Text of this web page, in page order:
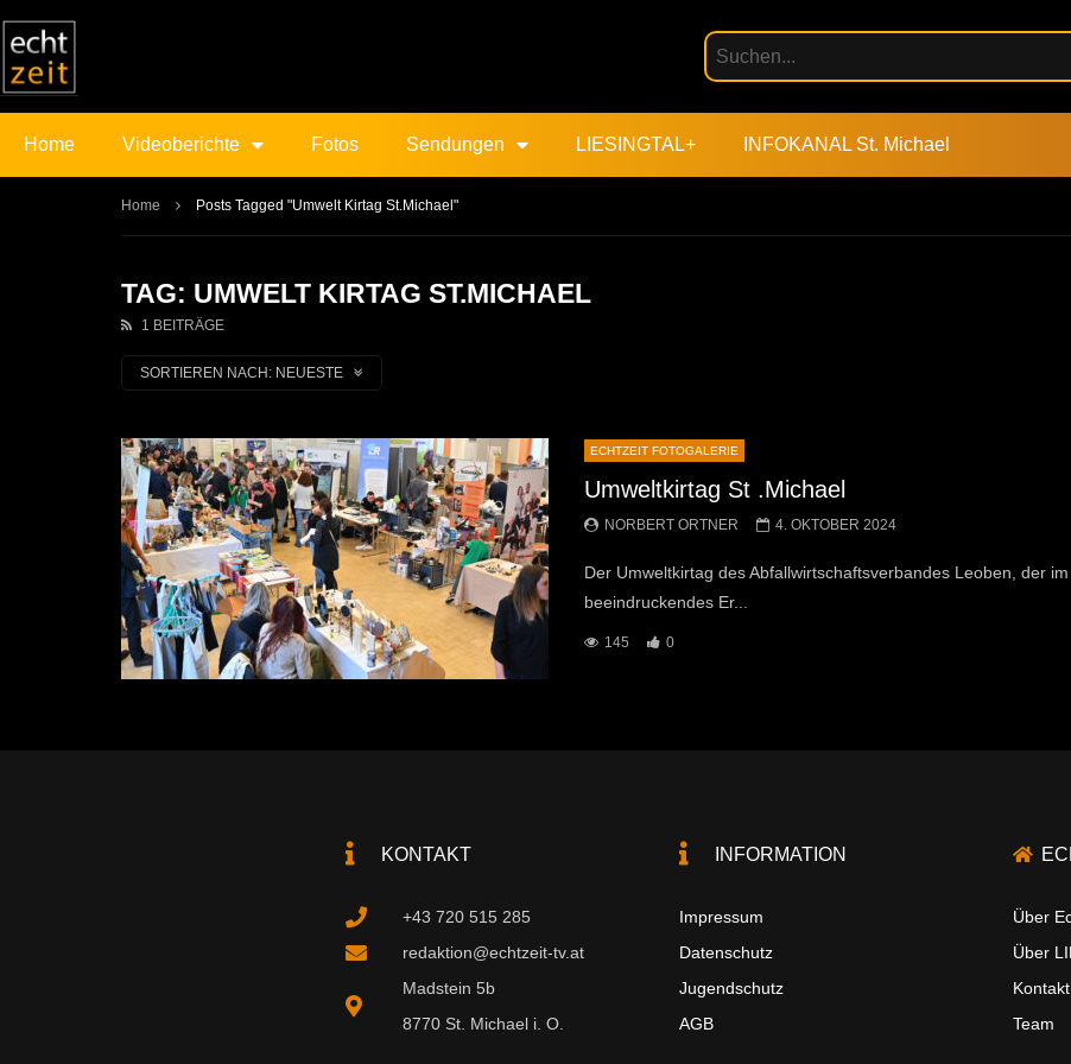
Home Videoberichte Fotos Sendungen LIESINGTAL+ INFOKANAL St. Michael
Home Posts Tagged "Umwelt Kirtag St.Michael"
TAG: UMWELT KIRTAG ST.MICHAEL
1 BEITRÄGE
SORTIEREN NACH: NEUESTE
ECHTZEIT FOTOGALERIE
Umweltkirtag St .Michael
NORBERT ORTNER 4. OKTOBER 2024
Der Umweltkirtag des Abfallwirtschaftsverbandes Leoben, der
beeindruckendes Er...
145 0
KONTAKT
+43 720 515 285
redaktion@echtzeit-tv.at
Madstein 5b
8770 St. Michael i. O.
INFORMATION
Impressum
Datenschutz
Jugendschutz
AGB
Über
Über
Kontakt
Team